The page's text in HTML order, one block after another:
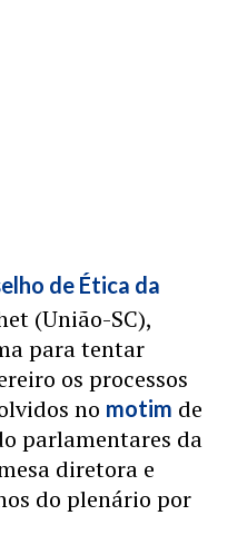
de Ética da
(União-SC),
para tentar
os processos
no motim de
parlamentares da
diretora e
do plenário por